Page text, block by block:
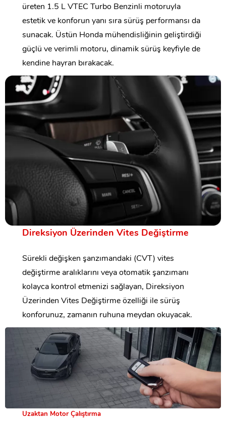
üreten 1.5 L VTEC Turbo Benzinli motoruyla
estetik ve konforun yanı sıra sürüş performansı da
sunacak. Üstün Honda mühendisliğinin geliştirdiği
güçlü ve verimli motoru, dinamik sürüş keyfiyle de
kendine hayran bırakacak.
Direksiyon Üzerinden Vites Değiştirme
Sürekli değişken şanzımandaki (CVT) vites
değiştirme aralıklarını veya otomatik şanzımanı
kolayca kontrol etmenizi sağlayan, Direksiyon
Üzerinden Vites Değiştirme özelliği ile sürüş
konforunuz, zamanın ruhuna meydan okuyacak.
Uzaktan Motor Çalıştırma